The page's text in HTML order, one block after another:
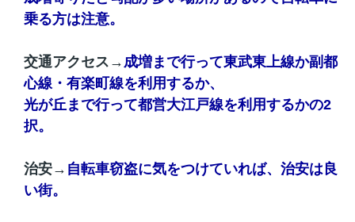
乗る方は注意。
交通アクセス→ 成増まで行って東武東上線か副都
心線・有楽町線を利用するか、
光が丘まで行って都営大江戸線を利用するかの2
択。
治安→ 自転車窃盗に気をつけていれば、治安は良
い街。